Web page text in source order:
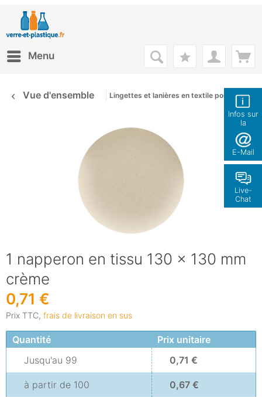
Infos sur
la
boutique
E-Mail
Live-
Chat
Menu
Vue d'ensemble Lingettes et lanières en textile pour décorer
1 napperon en tissu 130 x 130 mm
crème
0,71 €
Prix TTC, frais de livraison en sus
Quantité
Prix unitaire
Jusqu'au 99 0,71 €
à partir de 100 0,67 €